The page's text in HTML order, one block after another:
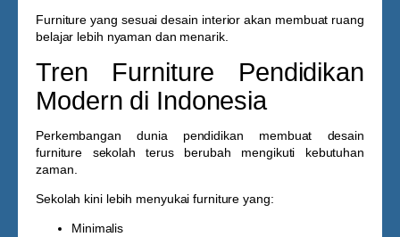
Furniture yang sesuai desain interior akan membuat ruang
belajar lebih nyaman dan menarik.
Tren Furniture Pendidikan
Modern di Indonesia
Perkembangan dunia pendidikan membuat desain
furniture sekolah terus berubah mengikuti kebutuhan
zaman.
Sekolah kini lebih menyukai furniture yang:
Minimalis